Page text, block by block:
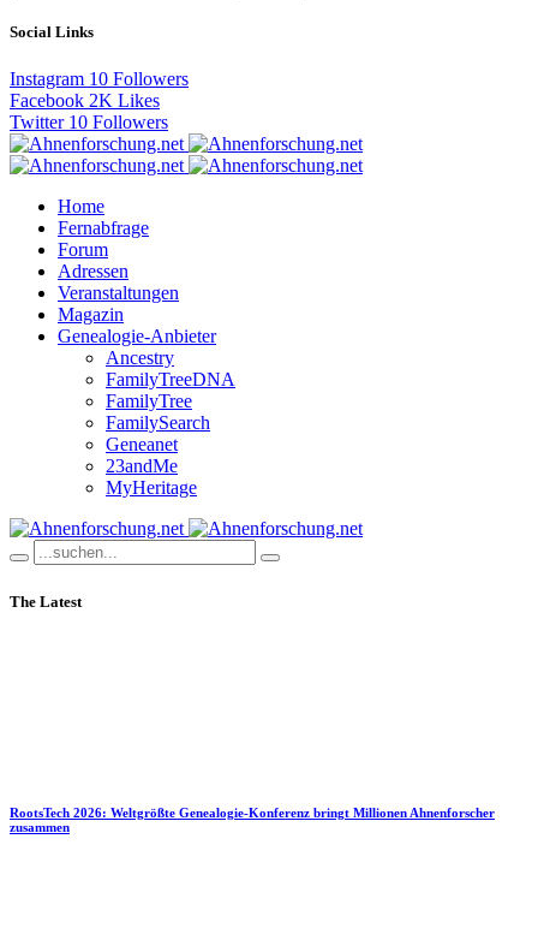
Social Links
Instagram 10 Followers
Facebook 2K Likes
Twitter 10 Followers
Home
Fernabfrage
Forum
Adressen
Veranstaltungen
Magazin
Genealogie-Anbieter
Ancestry
FamilyTreeDNA
FamilyTree
FamilySearch
Geneanet
23andMe
MyHeritage
The Latest
RootsTech 2026: Weltgrößte Genealogie-Konferenz bringt Millionen Ahnenforscher
zusammen